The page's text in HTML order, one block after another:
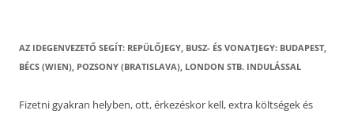
AZ IDEGENVEZETŐ SEGÍT: REPÜLŐJEGY, BUSZ- ÉS VONATJEGY: BUDAPEST,
BÉCS (WIEN), POZSONY (BRATISLAVA), LONDON STB. INDULÁSSAL
Fizetni gyakran helyben, ott, érkezéskor kell, extra költségek és